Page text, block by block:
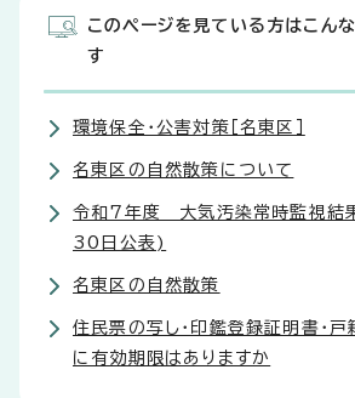
このページを見ている方はこん
す
環境保全・公害対策［名東区］
名東区の自然散策について
令和7年度 大気汚染常時監視結
30日公表)
名東区の自然散策
住民票の写し・印鑑登録証明書・
に有効期限はありますか